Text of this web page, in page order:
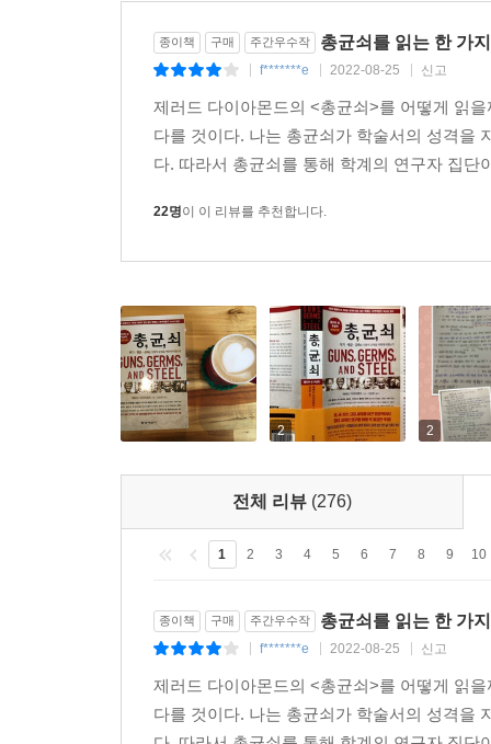
결국 이러한 모든 사실에 비춰볼 때 한국과 일본
쌓았던 것과 같은 유대를 재발견할 때 비로소 찾을
종이책 구매 주간우수작 총균쇠를 읽는 한 가
f*******e 2022-08-25 신고
제러드 다이아몬드의 <총균쇠>를 어떻게 읽
다를 것이다. 나는 총균쇠가 학술서의 성격을
다. 따라서 총균쇠를 통해 학계의 연구자 집
22명이 이 리뷰를 추천합니다.
2 2
전체 리뷰 (276)
1 2 3 4 5 6 7 8 9 10
종이책 구매 주간우수작 총균쇠를 읽는 한 가
f*******e 2022-08-25 신고
제러드 다이아몬드의 <총균쇠>를 어떻게 읽
다를 것이다. 나는 총균쇠가 학술서의 성격을